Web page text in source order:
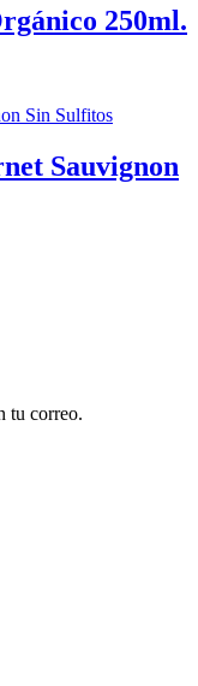
250ml.
Sauvignon
tu correo.